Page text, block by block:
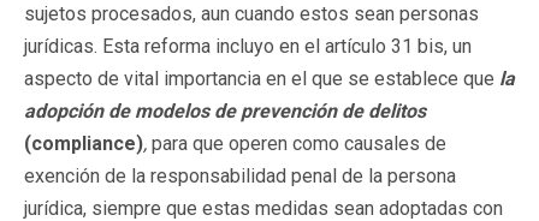
sujetos procesados, aun cuando estos sean personas
jurídicas. Esta reforma incluyo en el artículo 31 bis, un
aspecto de vital importancia en el que se establece que la
adopción de modelos de prevención de delitos
(compliance), para que operen como causales de
exención de la responsabilidad penal de la persona
jurídica, siempre que estas medidas sean adoptadas con